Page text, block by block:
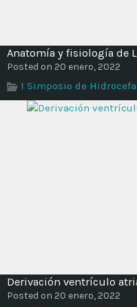
Anatomía y fisiología de
Posted on 20 enero, 2022
I Simposio de
Derivación ventrículo
Posted on 20 enero, 2022